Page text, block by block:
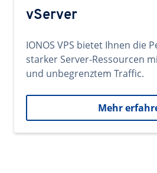
vServer
IONOS VPS bietet Ihnen die
starker Server-Ressourcen
und unbegrenztem Traffic.
Mehr